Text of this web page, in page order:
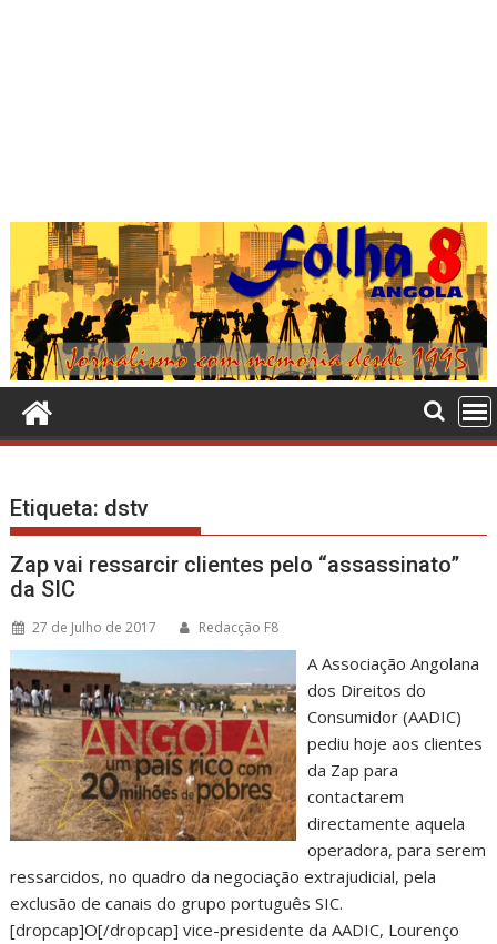
Etiqueta: dstv
Zap vai ressarcir clientes pelo “assassinato”
da SIC
27 de Julho de 2017 Redacção F8
A Associação Angolana
dos Direitos do
Consumidor (AADIC)
pediu hoje aos clientes
da Zap para
contactarem
directamente aquela
operadora, para serem
ressarcidos, no quadro da negociação extrajudicial, pela
exclusão de canais do grupo português SIC.
[dropcap]O[/dropcap] vice-presidente da AADIC, Lourenço